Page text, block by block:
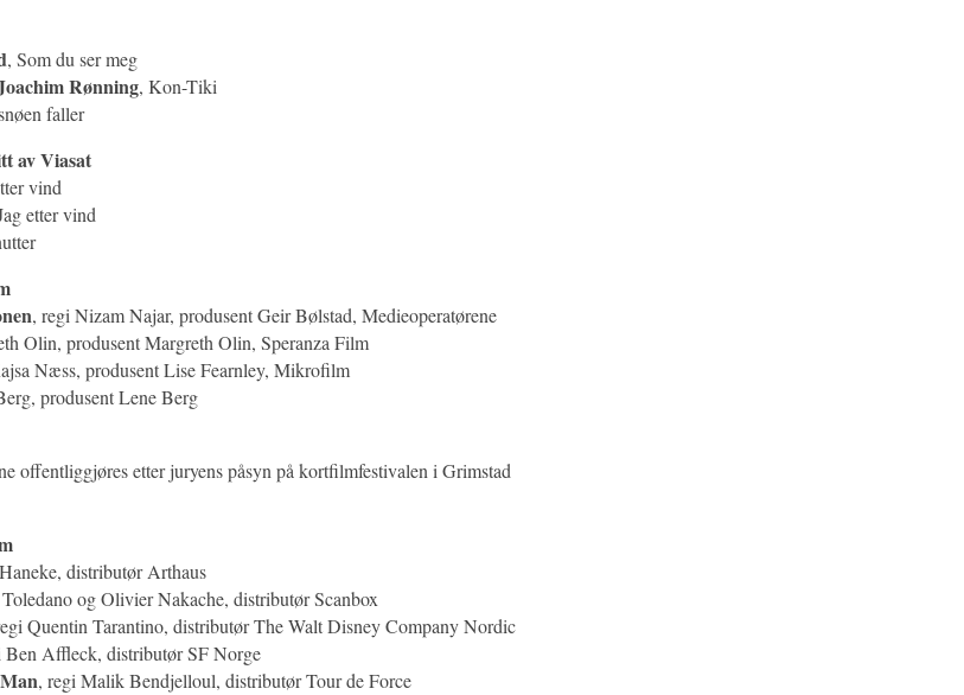
, Som du ser meg
Rønning, Kon-Tiki
faller
av Viasat
vind
etter vind
, regi Nizam Najar, produsent Geir Bølstad, Medieoperatørene
Olin, produsent Margreth Olin, Speranza Film
Næss, produsent Lise Fearnley, Mikrofilm
produsent Lene Berg
offentliggjøres etter juryens påsyn på kortfilmfestivalen i Grimstad
distributør Arthaus
og Olivier Nakache, distributør Scanbox
Quentin Tarantino, distributør The Walt Disney Company Nordic
Ben Affleck, distributør SF Norge
, regi Malik Bendjelloul, distributør Tour de Force